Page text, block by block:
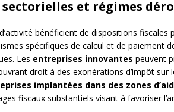
sectorielles et régimes
bénéficient de dispositions fiscales
spécifiques de calcul et de paiement
Les entreprises innovantes peuvent
droit à des exonérations d’impôt
implantées dans des zones
fiscaux substantiels visant à favoriser